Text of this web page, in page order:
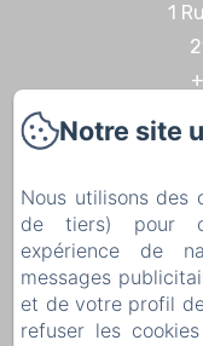
1
Notre site
Nous utilisons des
de tiers) pour
expérience de
messages
et de votre profil
refuser les